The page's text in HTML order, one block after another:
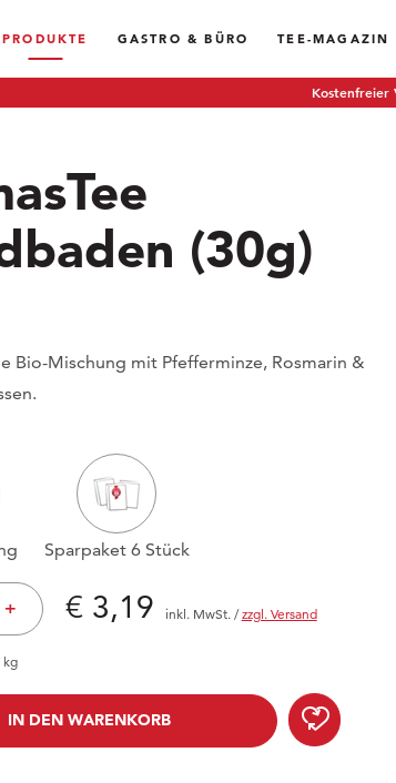
PRODUKTE GASTRO & BÜRO TEE-MAGAZIN
Kostenfreier
(30g)
Bio-Mischung mit Pfefferminze, Rosmarin &
Sparpaket 6 Stück
+ Preis: € 3,19
€ 3,19 inkl. MwSt./zzgl. Versand
kg
IN DEN WARENKORB